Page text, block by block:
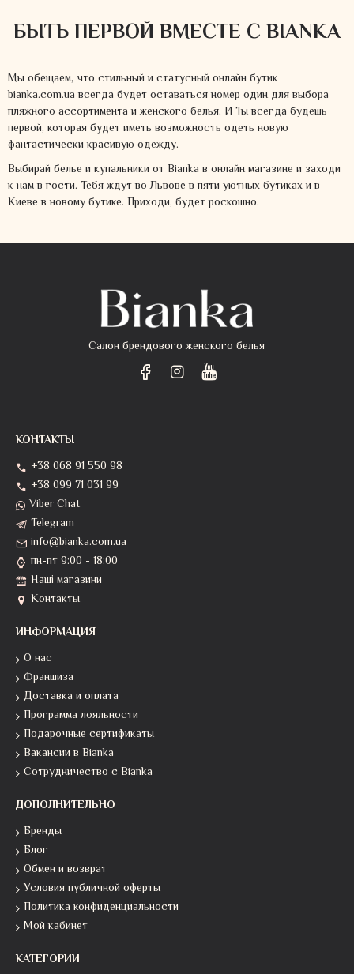
БЫТЬ ПЕРВОЙ ВМЕСТЕ С BIANKA
Мы обещаем, что стильный и статусный онлайн бутик
bianka.com.ua всегда будет оставаться номер один для выбора
пляжного ассортимента и женского белья. И Ты всегда будешь
первой, которая будет иметь возможность одеть новую
фантастически красивую одежду.
Выбирай белье и купальники от Bianka в онлайн магазине и заходи
к нам в гости. Тебя ждут во Львове в пяти уютных бутиках и в
Киеве в новому бутике. Приходи, будет роскошно.
Салон брендового женского белья
КОНТАКТЫ
+38 068 91 550 98
+38 099 71 031 99
Viber Chat
Telegram
info@bianka.com.ua
пн-пт 9:00 - 18:00
Наші магазини
Контакты
ИНФОРМАЦИЯ
О нас
Франшиза
Доставка и оплата
Программа лояльности
Подарочные сертификаты
Вакансии в Bianka
Сотрудничество с Bianka
ДОПОЛНИТЕЛЬНО
Бренды
Блог
Обмен и возврат
Условия публичной оферты
Политика конфиденциальности
Мой кабинет
КАТЕГОРИИ